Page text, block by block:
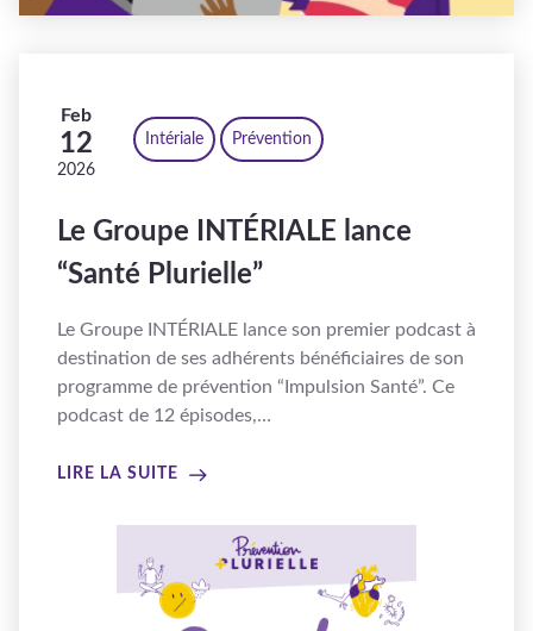
Feb
12
2026
Intériale Prévention
Le Groupe INTÉRIALE lance
“Santé Plurielle”
Le Groupe INTÉRIALE lance son premier podcast à
destination de ses adhérents bénéficiaires de son
programme de prévention “Impulsion Santé”. Ce
podcast de 12 épisodes,…
LIRE LA SUITE